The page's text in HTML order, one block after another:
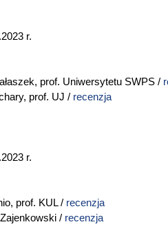
r.
prof. Uniwersytetu SWPS /
prof. UJ / recenzja
r.
prof. KUL / recenzja
/ recenzja